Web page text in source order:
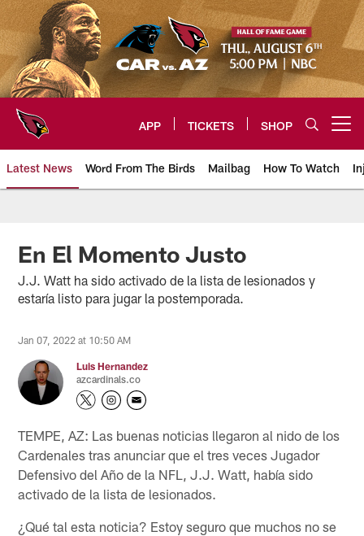
Skip
to
main
content
APP TICKETS SHOP
Latest News Word From The Birds Mailbag How To Watch
Arizona Cardinals Home: The
En El Momento Justo
J.J. Watt ha sido activado de la lista de lesionados y
estaría listo para jugar la postemporada.
Jan 07, 2022 at 10:50 AM
Luis Hernandez
azcardinals.co
TEMPE, AZ: Las buenas noticias llegaron al nido de los
Cardenales tras anunciar que el tres veces Jugador
Defensivo del Año de la NFL, J.J. Watt, había sido
activado de la lista de lesionados.
¿Qué tal esta noticia? Estoy seguro que muchos no se